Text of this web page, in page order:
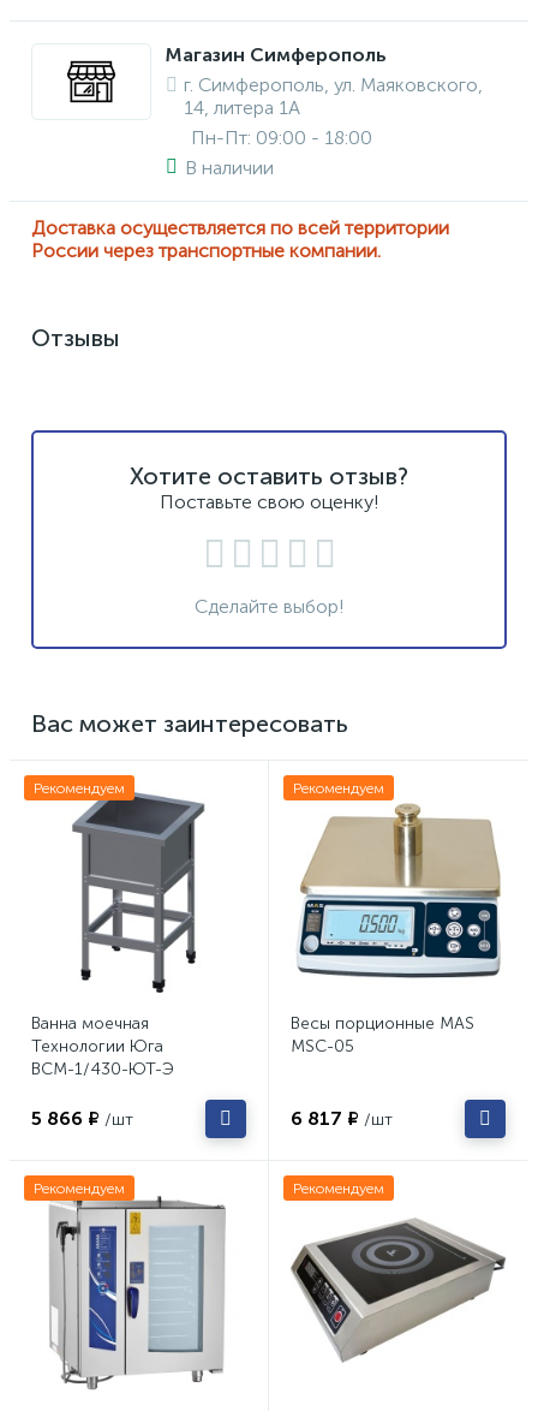
Магазин Симферополь
г. Симферополь, ул. Маяковского,
14, литера 1А
Пн-Пт: 09:00 - 18:00
В наличии
Доставка осуществляется по всей территории
России через транспортные компании.
Отзывы
Хотите оставить отзыв?
Поставьте свою оценку!
Сделайте выбор!
Вас может заинтересовать
Рекомендуем
Ванна моечная
Технологии Юга
ВСМ-1/430-ЮТ-Э
5 866 ₽ /шт
Рекомендуем
Весы порционные MAS
MSC-05
6 817 ₽ /шт
Рекомендуем Рекомендуем